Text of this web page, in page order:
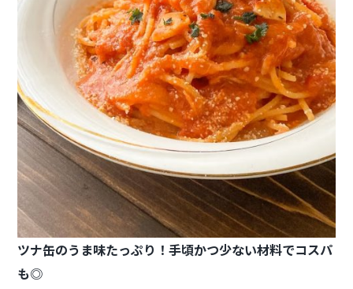
ツナ缶のうま味たっぷり！手頃かつ少ない材料でコスパ
も◎